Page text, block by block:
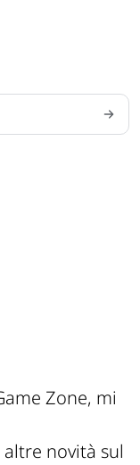
Zone, mi
novità sul